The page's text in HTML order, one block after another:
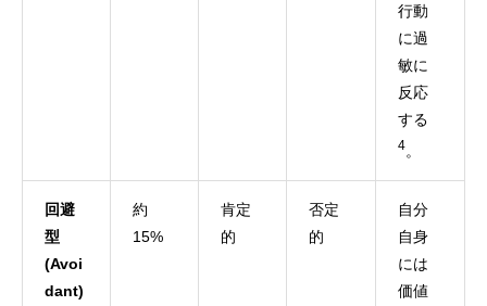
行動
に過
敏に
反応
する
4。
回避
型
(Avoi
dant)
約
15%
肯定
的
否定
的
自分
自身
には
価値